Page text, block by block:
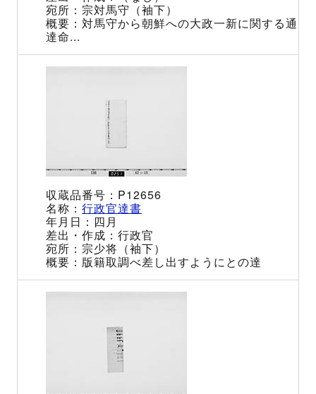
宗対馬守（袖下）
対馬守から朝鮮への大政一新に関する通
達命...
P12656
行政官達書
四月
行政官
宗少将（袖下）
版籍取調べ差し出すようにとの達